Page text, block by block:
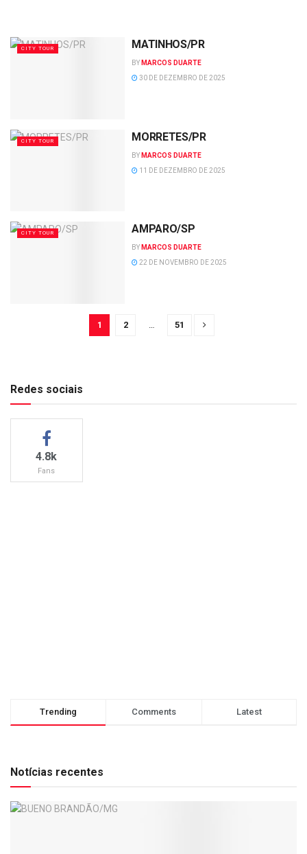
CITY TOUR MATINHOS/PR
BY MARCOS DUARTE
30 DE DEZEMBRO DE 2025
CITY TOUR MORRETES/PR
BY MARCOS DUARTE
11 DE DEZEMBRO DE 2025
CITY TOUR AMPARO/SP
BY MARCOS DUARTE
22 DE NOVEMBRO DE 2025
1 2 51
Redes sociais
4.8k
Fans
Trending Comments Latest
Notícias recentes